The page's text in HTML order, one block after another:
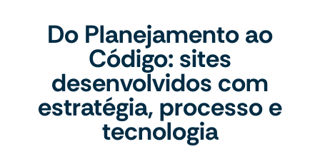
Do Planejamento ao
Código: sites
desenvolvidos com
estratégia, processo e
tecnologia